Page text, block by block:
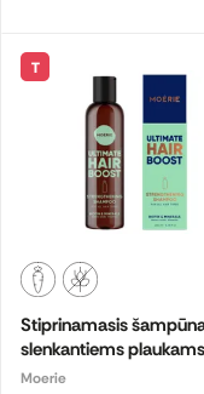
T
Stiprinamasis
slenkantiems plaukams
ULTIMATE HAIR
Moerie